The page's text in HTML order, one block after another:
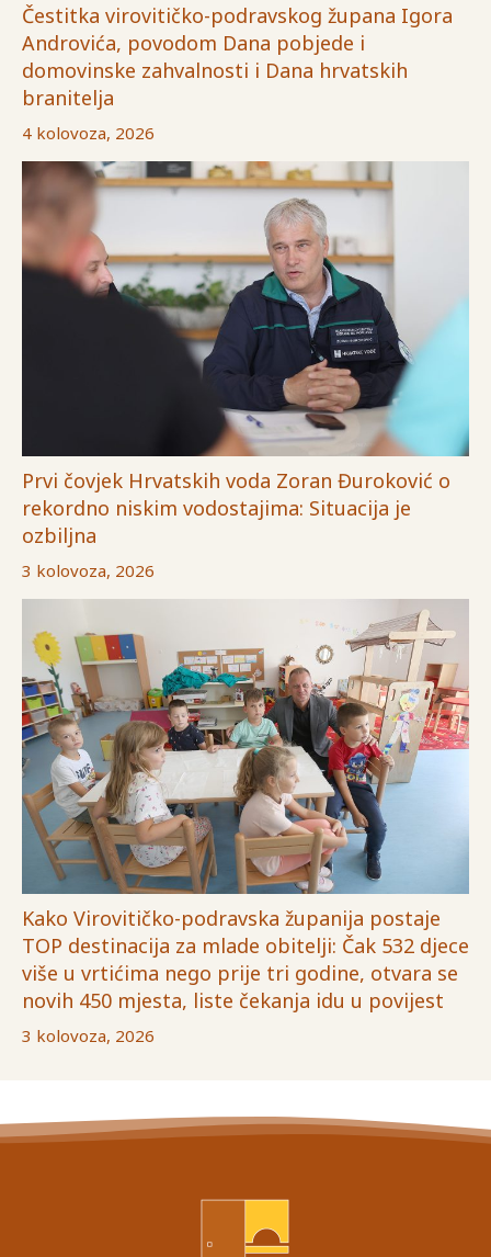
Čestitka virovitičko-podravskog župana Igora
Androvića, povodom Dana pobjede i
domovinske zahvalnosti i Dana hrvatskih
branitelja
4 kolovoza, 2026
Prvi čovjek Hrvatskih voda Zoran Đuroković o
rekordno niskim vodostajima: Situacija je
ozbiljna
3 kolovoza, 2026
Kako Virovitičko-podravska županija postaje
TOP destinacija za mlade obitelji: Čak 532 djece
više u vrtićima nego prije tri godine, otvara se
novih 450 mjesta, liste čekanja idu u povijest
3 kolovoza, 2026